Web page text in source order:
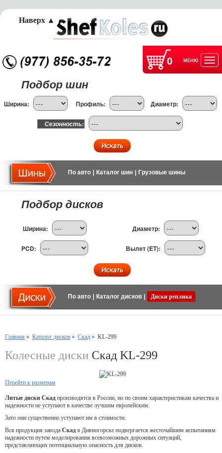
0 МЕНЮ
Подбор шин
Ширина: Профиль: Диаметр:
Сезонность:
По авто Каталог шин Грузовые шины
Подбор дисков
Ширина: Диаметр:
PCD: Вылет (ET):
По авто Каталог дисков Диски реплика
Главная » Каталог дисков » Скад » KL-299
Колесные диски Скад KL-299
Перейти к размерам
Литые диски Скад производятся в России, но по своим характеристикам качества и
надежности не уступают в качестве лучшим европейским.
Зато они существенно уступают им в стоимости.
Вся продукция завода Скад в Дивногорске подвергается жесточайшим испытаниям
надежности путем моделирования всевозможных дорожных ситуаций,
представляющих потенциальную опасность для дисков.
Наверх ▲